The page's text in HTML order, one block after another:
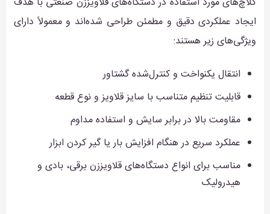
ایجاد عملکردی دقیق و مطمئن طراحی شده‌اند و معمولاً دارای
ویژگی‌های زیر هستند:
انتقال یکنواخت و کنترل‌شده گشتاور
قابلیت تنظیم متناسب با سایز قلاویز و نوع قطعه
مقاومت بالا در برابر سایش و استفاده مداوم
عملکرد سریع در هنگام افزایش بار یا گیر کردن ابزار
مناسب برای انواع دستگاه‌های قلاویززن برقی، بادی و
هیدرولیک